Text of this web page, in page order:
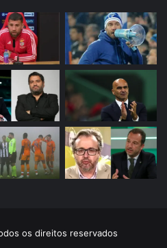
os direitos reservados